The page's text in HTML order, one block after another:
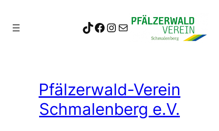
Inhalt
TikTok
Facebook
Instagram
info@pwv-schmalenberg.de
Pfälzerwald-Verein
Schmalenberg e.V.